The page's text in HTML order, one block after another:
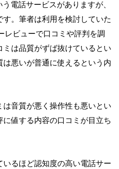
電話サービスがありますが、
。筆者は利用を検討していた
レビューで口コミや評判を調
は品質がずば抜けているとい
は悪いが普通に使えるという内
は音質が悪く操作性も悪いとい
に値する内容の口コミが目立ち
るほど認知度の高い電話サー